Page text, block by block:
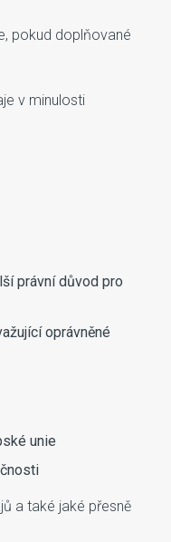
pokud doplňované
v minulosti
právní důvod pro
oprávněné
unie
a také jaké přesně